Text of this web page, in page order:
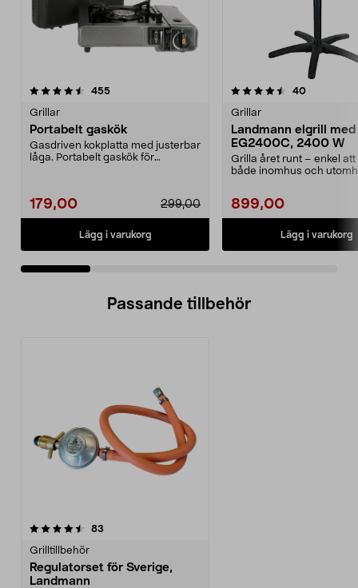
455recensioner
Grillar
Portabelt gaskök
Gasdriven kokplatta med justerbar
låga. Portabelt gaskök för
179,00 299,00
Lägg i varukorg
4.5 av 5 stjärnor 40
Grillar
Landmann elgrill
EG2400C, 2400 W
Grilla året runt – enkel
både inomhus och
899,00
Lägg i varukorg
4.5 av 5 stjärnor
Passande tillbehör
83
Grilltillbehör
Regulatorset för Sverige,
Landmann